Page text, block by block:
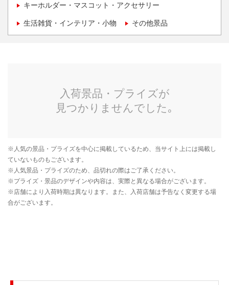
キーホルダー・マスコット・アクセサリー
生活雑貨・インテリア・小物 その他景品